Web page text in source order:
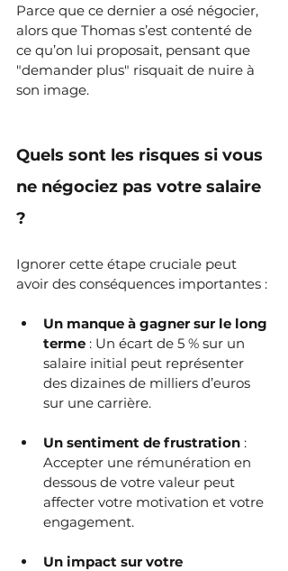
Parce que ce dernier a osé négocier,
alors que Thomas s’est contenté de
ce qu’on lui proposait, pensant que
"demander plus" risquait de nuire à
son image.
Quels sont les risques si vous
ne négociez pas votre salaire
?
Ignorer cette étape cruciale peut
avoir des conséquences importantes :
Un manque à gagner sur le long
terme : Un écart de 5 % sur un
salaire initial peut représenter
des dizaines de milliers d’euros
sur une carrière.
Un sentiment de frustration :
Accepter une rémunération en
dessous de votre valeur peut
affecter votre motivation et votre
engagement.
Un impact sur votre